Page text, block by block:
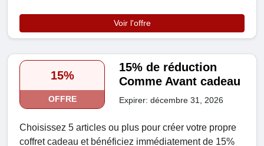
Voir l'offre
15%
OFFRE
15% de réduction
Comme Avant cadeau
Expirer: décembre 31, 2026
Choisissez 5 articles ou plus pour créer votre propre
coffret cadeau et bénéficiez immédiatement de 15%